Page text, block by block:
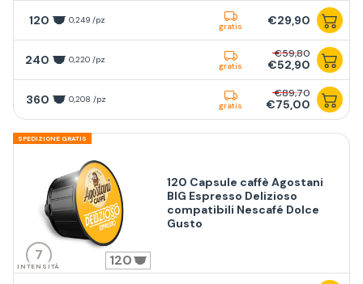
120 0,249 /pz
gratis €29,90
240 0,220 /pz
gratis
€59,80
€52,90
360 0,208 /pz
gratis
€89,70
€75,00
SPEDIZIONE GRATIS
7
INTENSITÀ 120
120 Capsule caffè Agostani
BIG Espresso Delizioso
compatibili Nescafé Dolce
Gusto